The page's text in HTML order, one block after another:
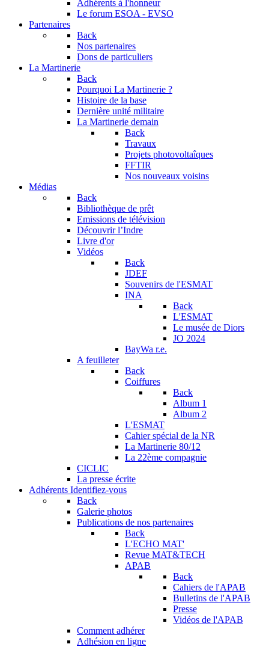
Adhérents à l'honneur
Le forum ESOA - EVSO
Partenaires
Back
Nos partenaires
Dons de particuliers
La Martinerie
Back
Pourquoi La Martinerie ?
Histoire de la base
Dernière unité militaire
La Martinerie demain
Back
Travaux
Projets photovoltaîques
FFTIR
Nos nouveaux voisins
Médias
Back
Bibliothèque de prêt
Emissions de télévision
Découvrir l’Indre
Livre d'or
Vidéos
Back
JDEF
Souvenirs de l'ESMAT
INA
Back
L'ESMAT
Le musée de Diors
JO 2024
BayWa r.e.
A feuilleter
Back
Coiffures
Back
Album 1
Album 2
L'ESMAT
Cahier spécial de la NR
La Martinerie 80/12
La 22ème compagnie
CICLIC
La presse écrite
Adhérents Identifiez-vous
Back
Galerie photos
Publications de nos partenaires
Back
L'ECHO MAT'
Revue MAT&TECH
APAB
Back
Cahiers de l'APAB
Bulletins de l'APAB
Presse
Vidéos de l'APAB
Comment adhérer
Adhésion en ligne